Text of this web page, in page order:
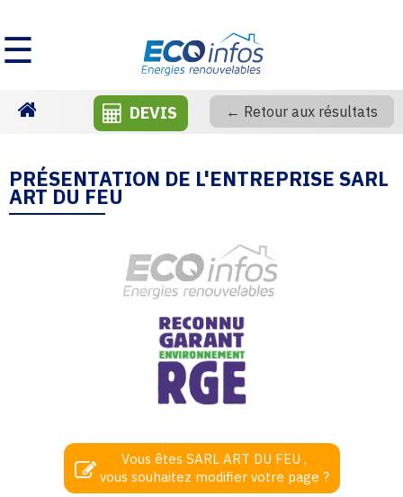
☰
DEVIS ← Retour aux résultats
PRÉSENTATION DE L'ENTREPRISE SARL
ART DU FEU
Vous êtes SARL ART DU FEU ,
vous souhaitez modifier votre page ?